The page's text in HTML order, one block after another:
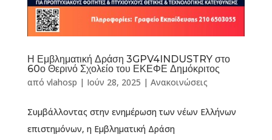
Η Εμβληματική Δράση 3GPV4INDUSTRY στο
60ο Θερινό Σχολείο του ΕΚΕΦΕ Δημόκριτος
από vlahosp | Ιούν 28, 2025 | Ανακοινώσεις
Συμβάλλοντας στην ενημέρωση των νέων Ελλήνων
επιστημόνων, η Εμβληματική Δράση